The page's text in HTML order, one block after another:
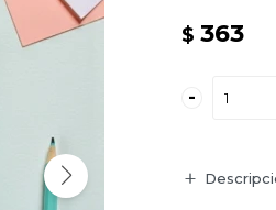
$ 363
-